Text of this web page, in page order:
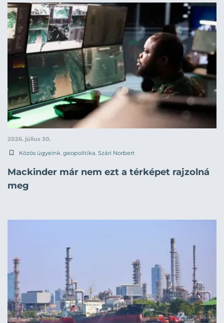
2026. július 30.
Közös ügyeink, geopolitika, Szári Norbert
Mackinder már nem ezt a térképet rajzolná
meg